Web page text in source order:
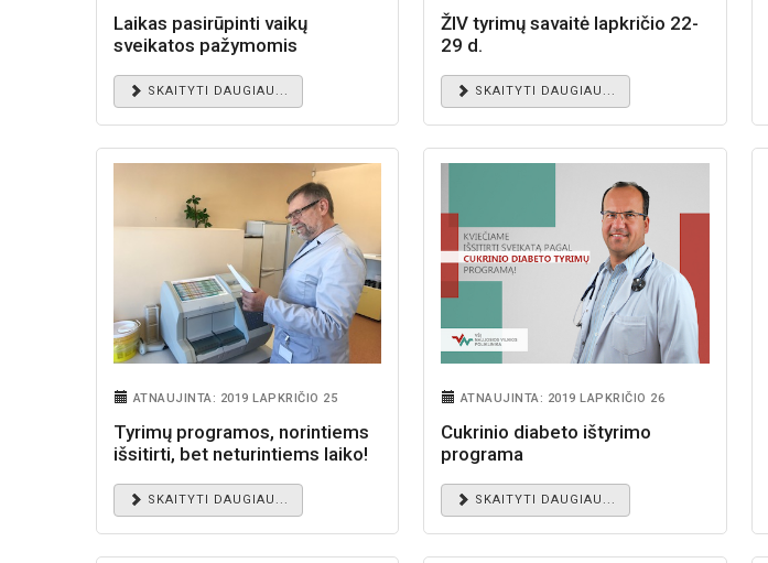
Laikas pasirūpinti vaikų
sveikatos pažymomis
SKAITYTI DAUGIAU...
ŽIV tyrimų savaitė lapkričio 22-
29 d.
SKAITYTI DAUGIAU...
ATNAUJINTA: 2019 LAPKRIČIO 25
Tyrimų programos, norintiems
išsitirti, bet neturintiems laiko!
SKAITYTI DAUGIAU...
ATNAUJINTA: 2019 LAPKRIČIO 26
Cukrinio diabeto ištyrimo
programa
SKAITYTI DAUGIAU...